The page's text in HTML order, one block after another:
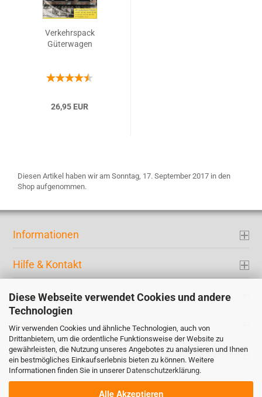
Diese Webseite verwendet Cookies und andere
Technologien
Wir verwenden Cookies und ähnliche Technologien, auch von
Drittanbietern, um die ordentliche Funktionsweise der Website zu
gewährleisten, die Nutzung unseres Angebotes zu analysieren und Ihnen
ein bestmögliches Einkaufserlebnis bieten zu können. Weitere
Informationen finden Sie in unserer Datenschutzerklärung.
Alle Akzeptieren
Verkehrspack
Güterwagen
26,95 EUR
Diesen Artikel haben wir am Sonntag, 17. September 2017 in den
Shop aufgenommen.
Informationen
Hilfe & Kontakt
Ihr Konto
Kontaktdaten
Zahlung